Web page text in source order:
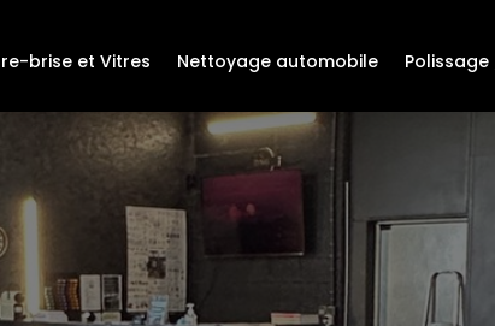
brise et Vitres Nettoyage automobile